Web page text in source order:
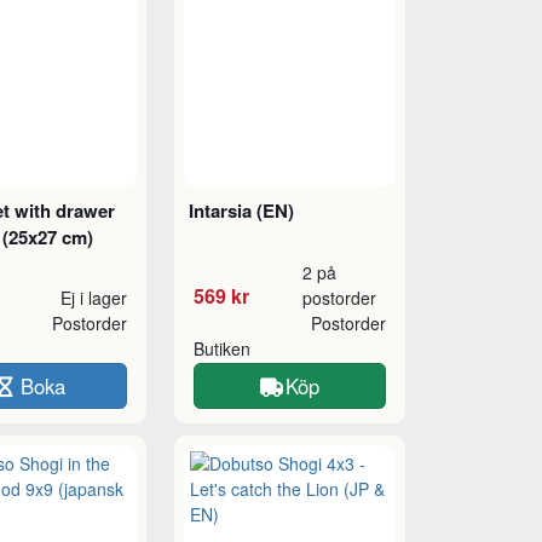
with drawer
cm)
Ej i lager
Postorder
Boka
Intarsia (EN)
569 kr
2 på
postorder
Butiken
Postorder
Köp